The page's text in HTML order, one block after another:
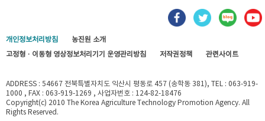
개인정보처리방침
농진원 소개
고정형 · 이동형 영상정보처리기기 운영관리방침
저작권정책 관련사이트
ADDRESS : 54667 전북특별자치도 익산시 평동로 457 (송학동 381), TEL : 063-919-
1000 , FAX : 063-919-1269 , 사업자번호 : 124-82-18476
Copyright(c) 2010 The Korea Agriculture Technology Promotion Agency. All
Rights Reserved.